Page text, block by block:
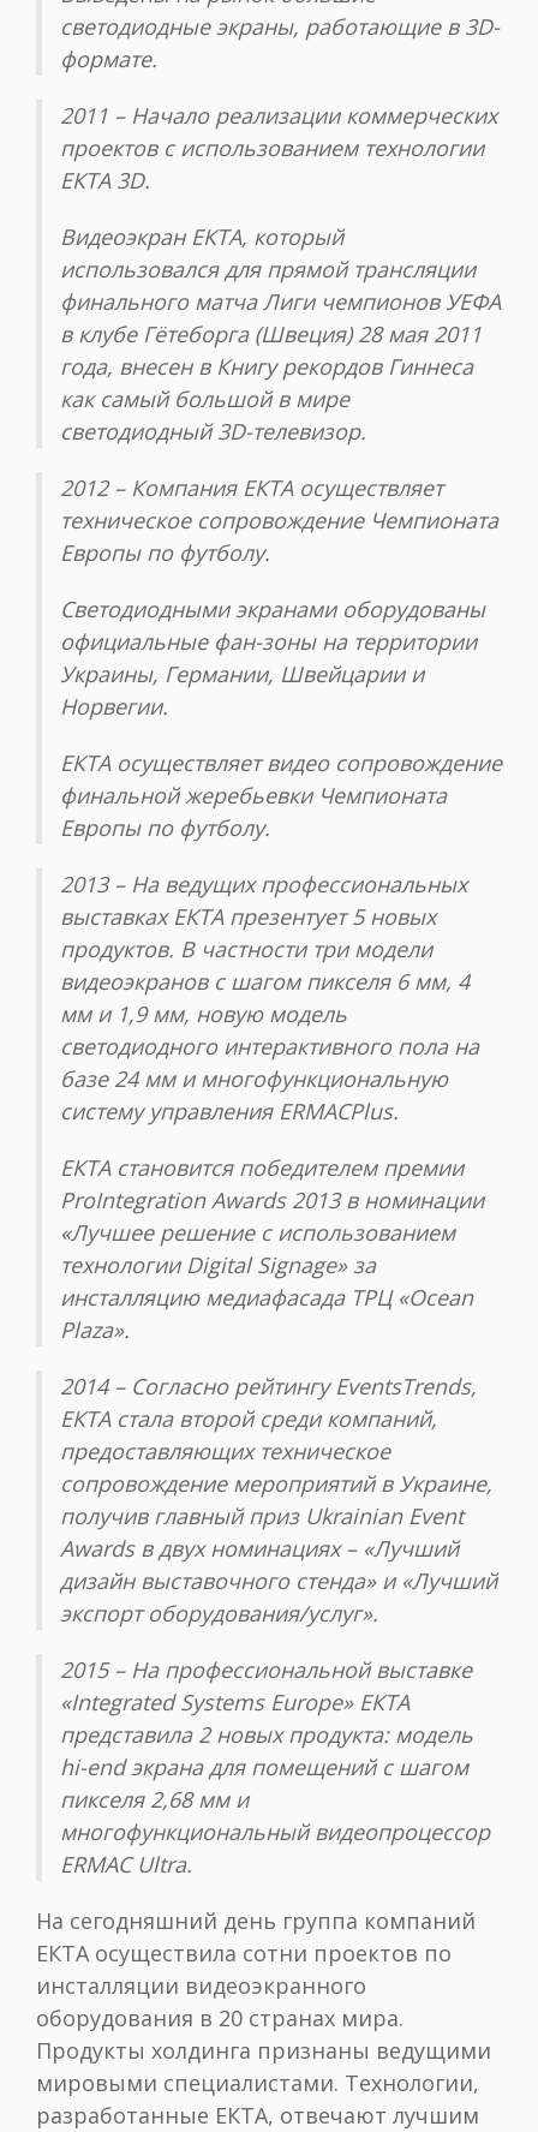
светодиодные экраны, работающие в 3D-
формате.
2011 – Начало реализации коммерческих
проектов с использованием технологии
ЕКТА 3D.
Видеоэкран ЕКТА, который
использовался для прямой трансляции
финального матча Лиги чемпионов УЕФА
в клубе Гётеборга (Швеция) 28 мая 2011
года, внесен в Книгу рекордов Гиннеса
как самый большой в мире
светодиодный 3D-телевизор.
2012 – Компания ЕКТА осуществляет
техническое сопровождение Чемпионата
Европы по футболу.
Светодиодными экранами оборудованы
официальные фан-зоны на территории
Украины, Германии, Швейцарии и
Норвегии.
ЕКТА осуществляет видео сопровождение
финальной жеребьевки Чемпионата
Европы по футболу.
2013 – На ведущих профессиональных
выставках ЕКТА презентует 5 новых
продуктов. В частности три модели
видеоэкранов с шагом пикселя 6 мм, 4
мм и 1,9 мм, новую модель
светодиодного интерактивного пола на
базе 24 мм и многофункциональную
систему управления ERMACPlus.
ЕКТА становится победителем премии
ProIntegration Awards 2013 в номинации
«Лучшее решение с использованием
технологии Digital Signage» за
инсталляцию медиафасада ТРЦ «Ocean
Plaza».
2014 – Согласно рейтингу EventsTrends,
ЕКТА стала второй среди компаний,
предоставляющих техническое
сопровождение мероприятий в Украине,
получив главный приз Ukrainian Event
Awards в двух номинациях – «Лучший
дизайн выставочного стенда» и «Лучший
экспорт оборудования/услуг».
2015 – На профессиональной выставке
«Integrated Systems Europe» ЕКТА
представила 2 новых продукта: модель
hi-end экрана для помещений с шагом
пикселя 2,68 мм и
многофункциональный видеопроцессор
ERMAC Ultra.
На сегодняшний день группа компаний
ЕКТА осуществила сотни проектов по
инсталляции видеоэкранного
оборудования в 20 странах мира.
Продукты холдинга признаны ведущими
мировыми специалистами. Технологии,
разработанные ЕКТА, отвечают лучшим